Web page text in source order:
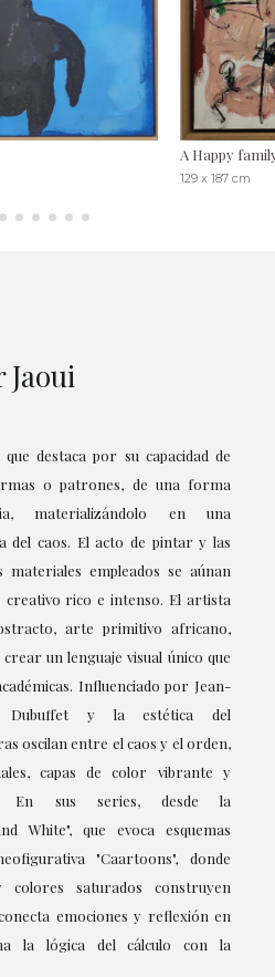
A Happy
129 x 187 cm
Jaoui
destaca por su capacidad de
o patrones, de una forma
materializándolo en una
del caos. El acto de pintar y las
materiales empleados se aúnan
rico e intenso. El artista
arte primitivo africano,
un lenguaje visual único que
Influenciado por Jean-
Dubuffet y la estética del
oscilan entre el caos y el orden,
capas de color vibrante y
En sus series, desde la
White", que evoca esquemas
"Caartoons", donde
colores saturados construyen
emociones y reflexión en
la lógica del cálculo con la